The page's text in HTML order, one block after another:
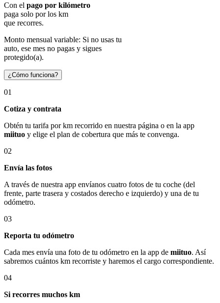
Con el pago por kilómetro
paga solo por los km
que recorres.
Monto mensual variable: Si no usas tu
auto, ese mes no pagas y sigues
protegido(a).
¿Cómo funciona?
01
Cotiza y contrata
Obtén tu tarifa por km recorrido en nuestra página o en la app
miituo y elige el plan de cobertura que más te convenga.
02
Envía las fotos
A través de nuestra app envíanos cuatro fotos de tu coche (del
frente, parte trasera y costados derecho e izquierdo) y una de tu
odómetro.
03
Reporta tu odómetro
Cada mes envía una foto de tu odómetro en la app de miituo. Así
sabremos cuántos km recorriste y haremos el cargo correspondiente.
04
Si recorres muchos km